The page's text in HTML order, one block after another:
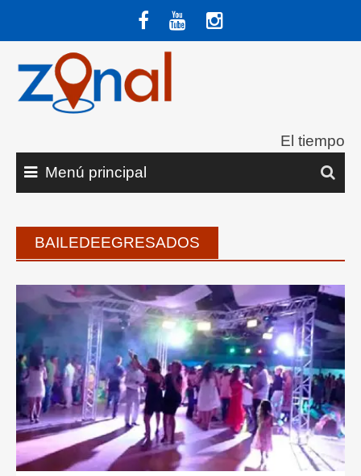
contenido
El tiempo
Menú principal
BAILEDEEGRESADOS